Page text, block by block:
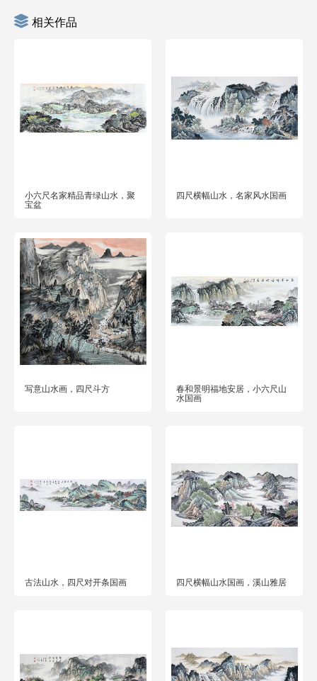
相关作品
小六尺名家精品青绿山水，聚
宝盆
四尺横幅山水，名家风水国画
写意山水画，四尺斗方
春和景明福地安居，小六尺山
水国画
古法山水，四尺对开条国画 四尺横幅山水国画，溪山雅居